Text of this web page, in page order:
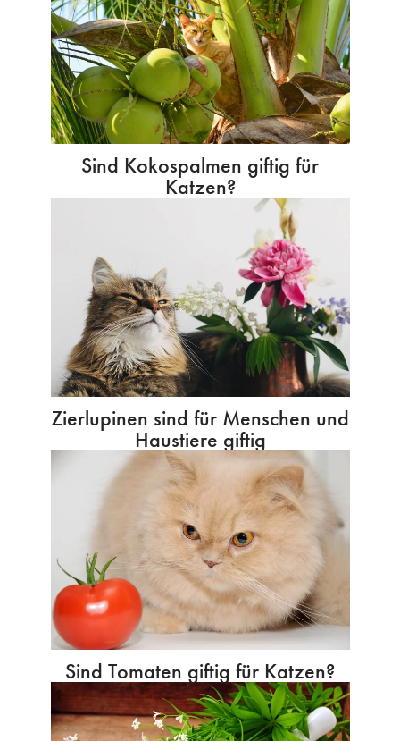
Sind Kokospalmen giftig für
Katzen?
Zierlupinen sind für Menschen und
Haustiere giftig
Sind Tomaten giftig für Katzen?